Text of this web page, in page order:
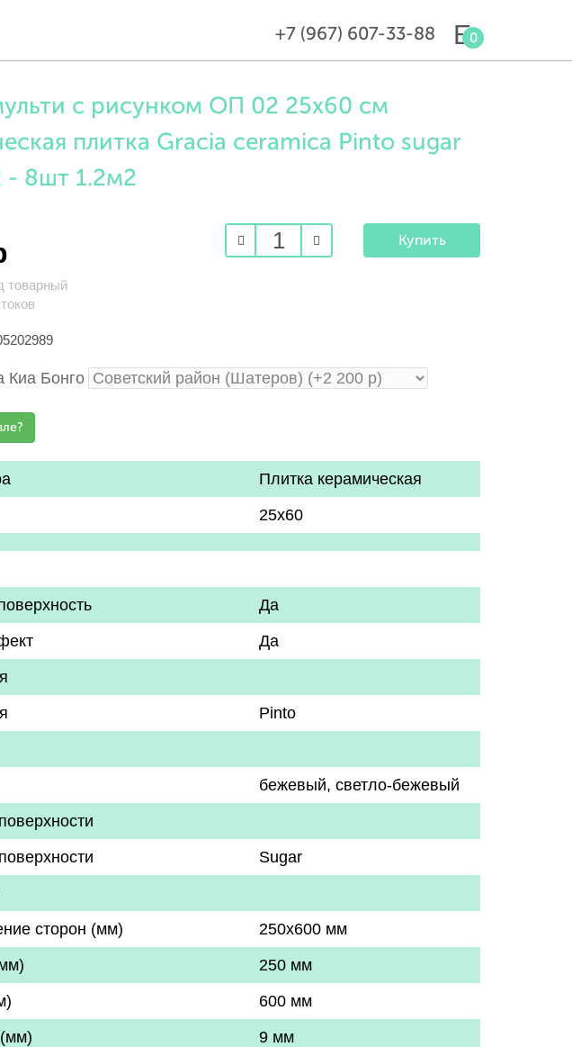
+7 (967) 607-33-88 0
с рисунком ОП 02 25х60 см
плитка Gracia ceramica Pinto sugar
- 8шт 1.2м2
Киа Бонго
Плитка керамическая
25х60
Да
Да
Pinto
бежевый, светло-бежевый
Sugar
сторон (мм)
250x600 мм
250 мм
600 мм
9 мм